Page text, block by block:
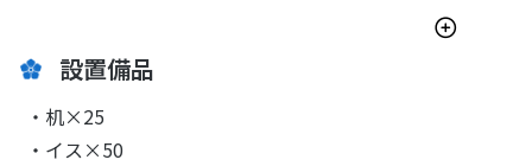
設置備品
・机×25
・イス×50